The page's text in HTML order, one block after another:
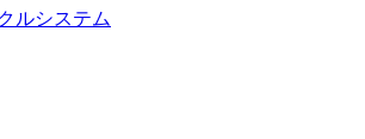
ルシステム